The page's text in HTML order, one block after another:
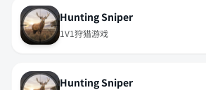
Hunting Sniper
1V1狩猎游戏
Hunting Sniper